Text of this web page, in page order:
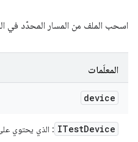
اسحب الملف من المسار المحدّد في
المعلَمات
device
ITestDevice : الذي يحتوي